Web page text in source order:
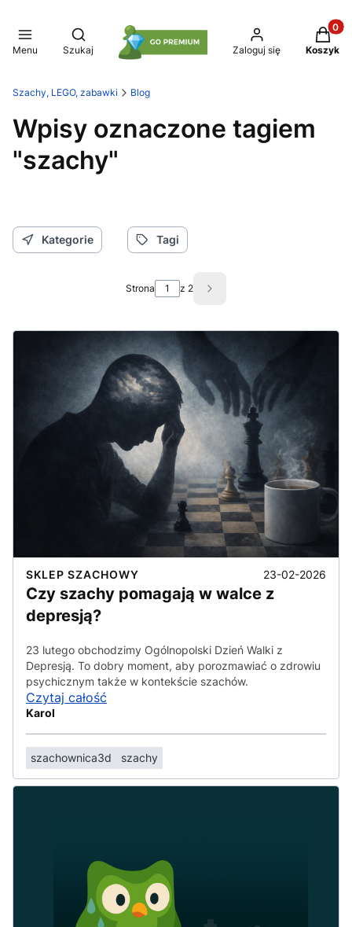
Menu
Otwórz wyszukiwarkę
Szukaj Zaloguj się Koszyk
Szachy, LEGO, zabawki Blog
Wpisy oznaczone tagiem
"szachy"
Kategorie Tagi
Strona z 2 Następne wpisy
SKLEP SZACHOWY 23-02-2026
Czy szachy pomagają w walce z
depresją?
23 lutego obchodzimy Ogólnopolski Dzień Walki z
Depresją. To dobry moment, aby porozmawiać o zdrowiu
psychicznym także w kontekście szachów.
Czytaj całość
Karol
szachownica3d szachy